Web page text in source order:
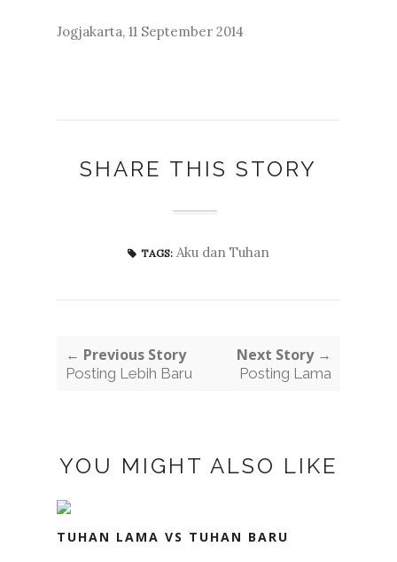
Jogjakarta, 11 September 2014
SHARE THIS STORY
TAGS: Aku dan Tuhan
← Previous Story
Posting Lebih Baru
Next Story →
Posting Lama
YOU MIGHT ALSO LIKE
TUHAN LAMA VS TUHAN BARU